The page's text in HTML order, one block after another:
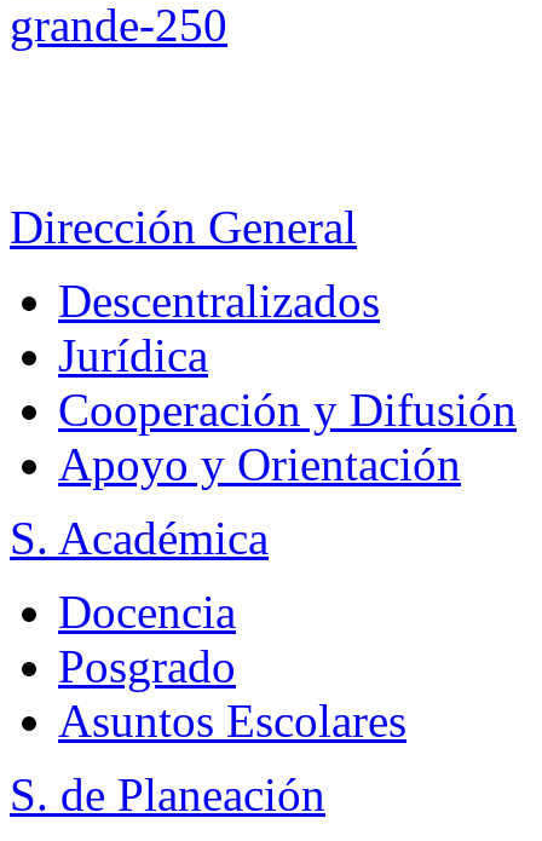
Dirección General
Descentralizados
Jurídica
Cooperación y Difusión
Apoyo y Orientación
S. Académica
Docencia
Posgrado
Asuntos Escolares
S. de Planeación